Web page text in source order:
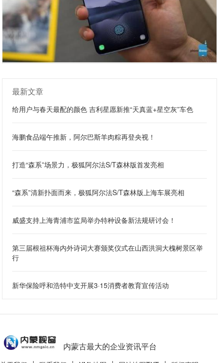
最新文章
给用户与春天最配的颜色 吉利星愿新推“天真蓝+星空灰”车色
海鹏食品端午推新，阿尔巴斯羊肉粽再登央视！
打造“森系”场景力，极狐阿尔法S/T森林版首发亮相
“森系”清新扑面而来，极狐阿尔法S/T森林版上海车展亮相
威盛支持上海青浦市监局举办特种设备新法规研讨会！
第三届根祖杯海内外诗词大赛颁奖仪式在山西洪洞大槐树景区举
行
新华保险呼和浩特中支开展3·15消费者教育宣传活动
内蒙古最大的企业资讯平台